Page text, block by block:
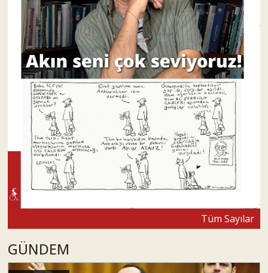
Tüm Sayılar
GÜNDEM